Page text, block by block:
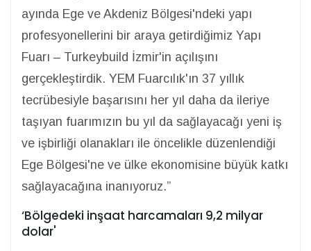
ayında Ege ve Akdeniz Bölgesi'ndeki yapı
profesyonellerini bir araya getirdiğimiz Yapı
Fuarı – Turkeybuild İzmir'in açılışını
gerçekleştirdik. YEM Fuarcılık'ın 37 yıllık
tecrübesiyle başarısını her yıl daha da ileriye
taşıyan fuarımızın bu yıl da sağlayacağı yeni iş
ve işbirliği olanakları ile öncelikle düzenlendiği
Ege Bölgesi'ne ve ülke ekonomisine büyük katkı
sağlayacağına inanıyoruz.”
‘Bölgedeki inşaat harcamaları 9,2 milyar
dolar'